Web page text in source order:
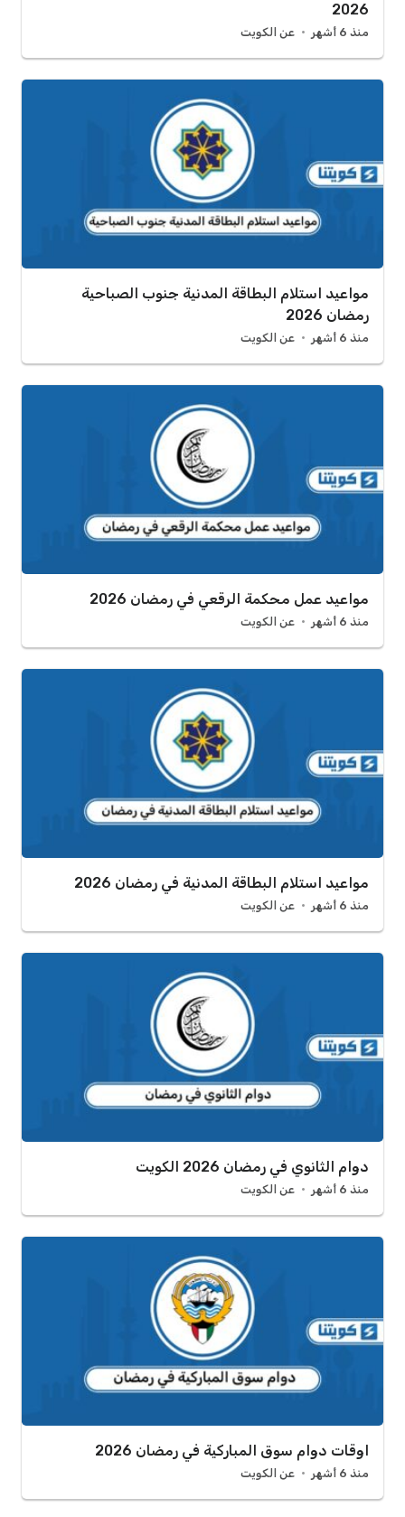
2026
منذ 6 أشهر عن الكويت
مواعيد استلام البطاقة المدنية جنوب الصباحية
رمضان 2026
منذ 6 أشهر عن الكويت
مواعيد عمل محكمة الرقعي في رمضان 2026
منذ 6 أشهر عن الكويت
مواعيد استلام البطاقة المدنية في رمضان 2026
منذ 6 أشهر عن الكويت
دوام الثانوي في رمضان 2026 الكويت
منذ 6 أشهر عن الكويت
اوقات دوام سوق المباركية في رمضان 2026
منذ 6 أشهر عن الكويت